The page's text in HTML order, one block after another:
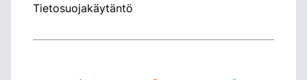
Tietosuojakäytäntö